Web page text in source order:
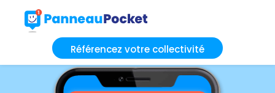
Référencez votre collectivité